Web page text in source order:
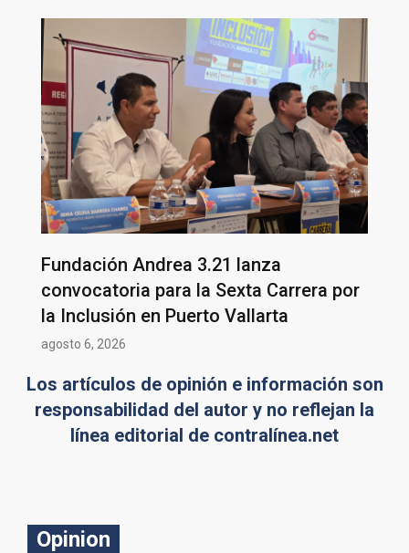
Fundación Andrea 3.21 lanza
convocatoria para la Sexta Carrera por
la Inclusión en Puerto Vallarta
agosto 6, 2026
Los artículos de opinión e información son
responsabilidad del autor y no reflejan la
línea editorial de contralínea.net
Opinion